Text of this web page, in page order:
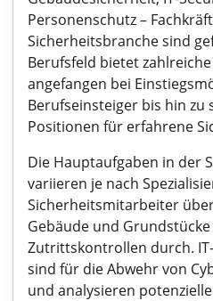
Personenschutz –
Sicherheitsbranche sind
Berufsfeld bietet
angefangen bei
Berufseinsteiger bis hin zu
Positionen für erfahrene
Die Hauptaufgaben in der
variieren je nach
Sicherheitsmitarbeiter
Gebäude und
Zutrittskontrollen durch.
sind für die Abwehr von
und analysieren